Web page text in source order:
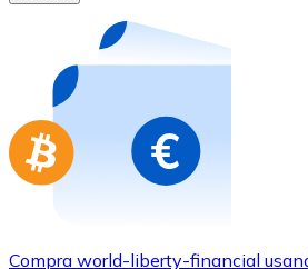
Compra world-liberty-financial